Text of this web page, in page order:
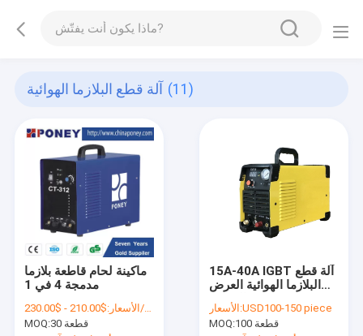
آلة قطع البلازما الهوائية (11)
ماكينة لحام قاطعة بلازما
مدمجة 4 في 1
الأسعار: $210.00 - $230.00/Pieces
MOQ:
30 قطعة
15A-40A IGBT آلة قطع
البلازما الهوائية العرض
الرقمي
الأسعار:USD100-150 piece
MOQ:
100 قطعة